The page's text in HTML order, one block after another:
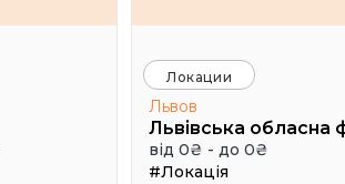
Локации
Львов
від 0₴ - до 0₴
#Локація